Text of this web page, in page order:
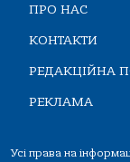
ПРО НАС
КОНТАКТИ
РЕДАКЦІЙНА
РЕКЛАМА
Усі права на